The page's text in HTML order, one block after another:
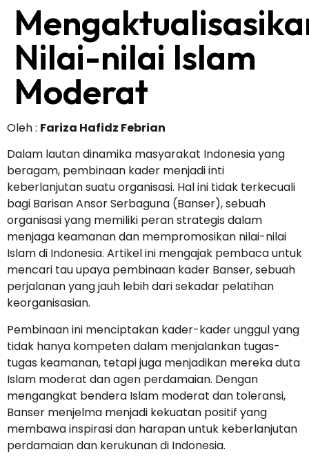
Nilai-nilai Islam
Moderat
Oleh : Fariza Hafidz Febrian
Dalam lautan dinamika masyarakat Indonesia yang
beragam, pembinaan kader menjadi inti
keberlanjutan suatu organisasi. Hal ini tidak terkecuali
bagi Barisan Ansor Serbaguna (Banser), sebuah
organisasi yang memiliki peran strategis dalam
menjaga keamanan dan mempromosikan nilai-nilai
Islam di Indonesia. Artikel ini mengajak pembaca untuk
mencari tau upaya pembinaan kader Banser, sebuah
perjalanan yang jauh lebih dari sekadar pelatihan
keorganisasian.
Pembinaan ini menciptakan kader-kader unggul yang
tidak hanya kompeten dalam menjalankan tugas-
tugas keamanan, tetapi juga menjadikan mereka duta
Islam moderat dan agen perdamaian. Dengan
mengangkat bendera Islam moderat dan toleransi,
Banser menjelma menjadi kekuatan positif yang
membawa inspirasi dan harapan untuk keberlanjutan
perdamaian dan kerukunan di Indonesia.